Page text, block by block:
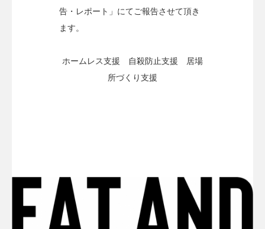
告・レポート」にてご報告させて頂き
ます。
ホームレス支援 自殺防止支援 居場
所づくり支援